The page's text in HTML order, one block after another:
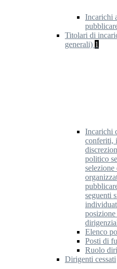
Incarichi
Titolari di
generali) 1
Incarichi
conferiti,
politico
seguenti
Elenco
Posti di
Ruolo
Dirigenti cessati